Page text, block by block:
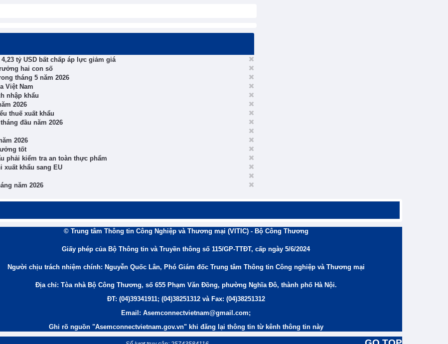
tỷ USD bất chấp áp lực giảm giá
hai con số
tháng 5 năm 2026
Việt Nam
nhập khẩu
2026
thuế xuất khẩu
đầu năm 2026
2026
tốt
phải kiểm tra an toàn thực phẩm
xuất khẩu sang EU
năm 2026
© Trung tâm Thông tin Công Nghiệp và Thương mại (VITIC) - Bộ Công Thương
Giấy phép của Bộ Thông tin và Truyền thông số 115/GP-TTĐT, cấp ngày 5/6/2024
Người chịu trách nhiệm chính: Nguyễn Quốc Lân, Phó Giám đốc Trung tâm Thông tin Công nghiệp và Thương mại
Địa chỉ: Tòa nhà Bộ Công Thương, số 655 Phạm Văn Đồng, phường Nghĩa Đô, thành phố Hà Nội.
ĐT: (04)39341911; (04)38251312 và Fax: (04)38251312
Email: Asemconnectvietnam@gmail.com;
Ghi rõ nguồn "Asemconnectvietnam.gov.vn" khi đăng lại thông tin từ kênh thông tin này